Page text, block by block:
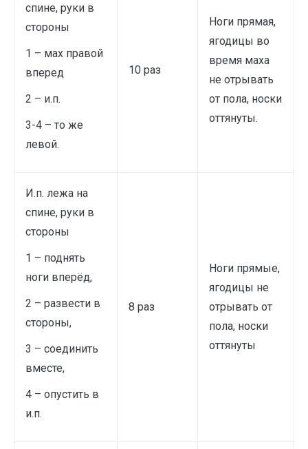
спине, руки в
стороны
1 – мах правой
вперед
2 – и.п.
3-4 – то же
левой.
10 раз
Ноги прямая,
ягодицы во
время маха
не отрывать
от пола, носки
оттянуты.
И.п. лежа на
спине, руки в
стороны
1 – поднять
ноги вперёд,
2 – развести в
стороны,
3 – соединить
вместе,
4 – опустить в
и.п.
8 раз
Ноги прямые,
ягодицы не
отрывать от
пола, носки
оттянуты